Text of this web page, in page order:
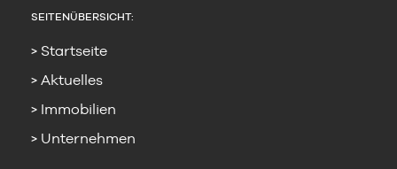
SEITENÜBERSICHT:
Startseite
Aktuelles
Immobilien
Unternehmen